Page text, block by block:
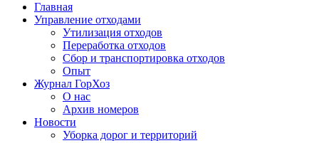
Главная
Управление отходами
Утилизация отходов
Переработка отходов
Сбор и транспортировка отходов
Опыт
Журнал ГорХоз
О нас
Архив номеров
Новости
Уборка дорог и территорий